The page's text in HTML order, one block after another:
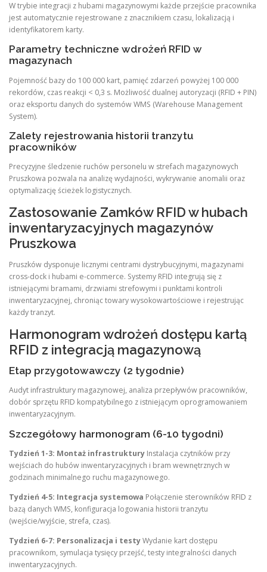
W trybie integracji z hubami magazynowymi każde przejście pracownika
jest automatycznie rejestrowane z znacznikiem czasu, lokalizacją i
identyfikatorem karty.
Parametry techniczne wdrożeń RFID w
magazynach
Pojemność bazy do 100 000 kart, pamięć zdarzeń powyżej 100 000
rekordów, czas reakcji < 0,3 s. Możliwość dualnej autoryzacji (RFID + PIN)
oraz eksportu danych do systemów WMS (Warehouse Management
System).
Zalety rejestrowania historii tranzytu
pracowników
Precyzyjne śledzenie ruchów personelu w strefach magazynowych
Pruszkowa pozwala na analizę wydajności, wykrywanie anomalii oraz
optymalizację ścieżek logistycznych.
Zastosowanie Zamków RFID w hubach
inwentaryzacyjnych magazynów
Pruszkowa
Pruszków dysponuje licznymi centrami dystrybucyjnymi, magazynami
cross-dock i hubami e-commerce. Systemy RFID integrują się z
istniejącymi bramami, drzwiami strefowymi i punktami kontroli
inwentaryzacyjnej, chroniąc towary wysokowartościowe i rejestrując
każdy tranzyt.
Harmonogram wdrożeń dostępu kartą
RFID z integracją magazynową
Etap przygotowawczy (2 tygodnie)
Audyt infrastruktury magazynowej, analiza przepływów pracowników,
dobór sprzętu RFID kompatybilnego z istniejącym oprogramowaniem
inwentaryzacyjnym.
Szczegółowy harmonogram (6-10 tygodni)
Tydzień 1-3: Montaż infrastruktury Instalacja czytników przy
wejściach do hubów inwentaryzacyjnych i bram wewnętrznych w
godzinach minimalnego ruchu magazynowego.
Tydzień 4-5: Integracja systemowa Połączenie sterowników RFID z
bazą danych WMS, konfiguracja logowania historii tranzytu
(wejście/wyjście, strefa, czas).
Tydzień 6-7: Personalizacja i testyWydanie kart dostępu
pracownikom, symulacja tysięcy przejść, testy integralności danych
inwentaryzacyjnych.